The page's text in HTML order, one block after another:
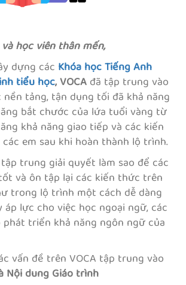
học viên thân mến,
dựng các Khóa học Tiếng Anh
tiểu học, VOCAđã tập trung vào
tảng, tận dụng tối đã khả năng
bắt chước của lứa tuổi vàng từ
khả năng giao tiếp và các kiến
em sau khi hoàn thành lộ trình.
tập trung giải quyết làm sao để các
và ôn tập lại các kiến thức trên
trong lộ trình một cách dễ dàng
áp lực cho việc học ngoại ngữ, các
triển khả năng ngôn ngữ của
vấn đề trên VOCA tập trung vào
Nội dung Giáo trình